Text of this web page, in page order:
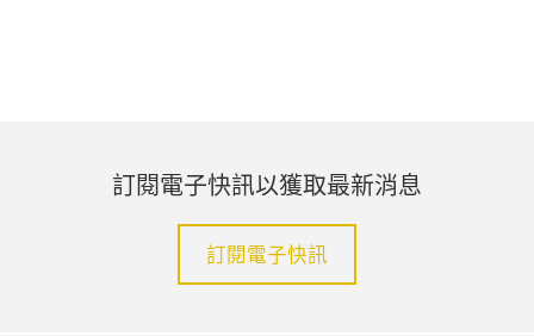
訂閱電子快訊以獲取最新消息
訂閱電子快訊